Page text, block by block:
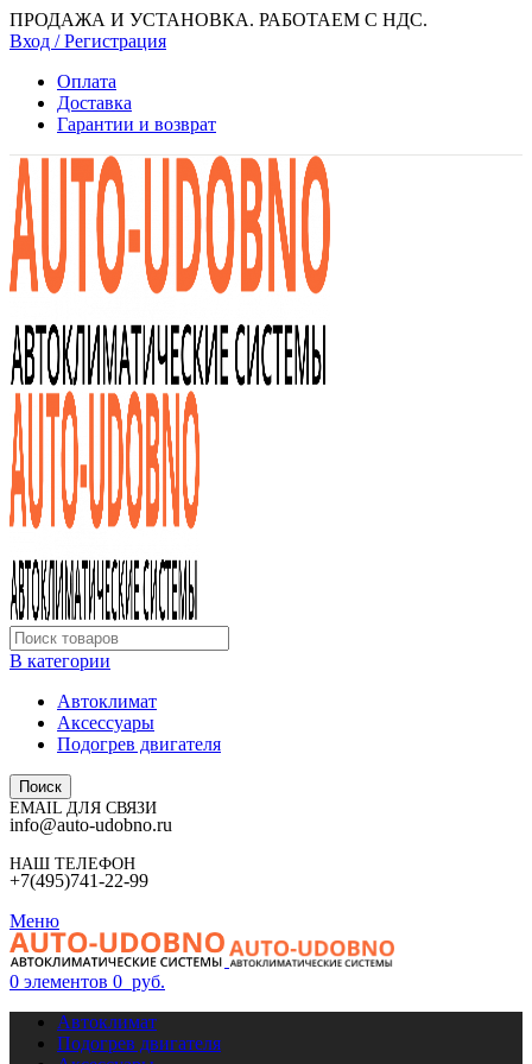
ПРОДАЖА И УСТАНОВКА. РАБОТАЕМ С НДС.
Вход / Регистрация
Оплата
Доставка
Гарантии и возврат
В категории
Автоклимат
Аксессуары
Подогрев двигателя
Поиск
EMAIL ДЛЯ СВЯЗИ
info@auto-udobno.ru
НАШ ТЕЛЕФОН
+7(495)741-22-99
Меню
0 элементов 0 руб.
Автоклимат
Подогрев двигателя